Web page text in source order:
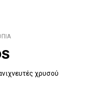
χρυσού